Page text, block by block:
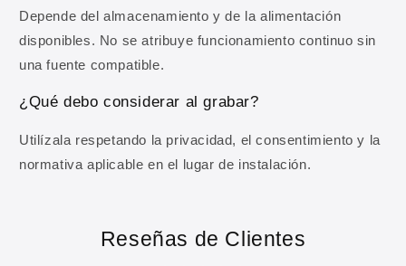
Depende del almacenamiento y de la alimentación
disponibles. No se atribuye funcionamiento continuo sin
una fuente compatible.
¿Qué debo considerar al grabar?
Utilízala respetando la privacidad, el consentimiento y la
normativa aplicable en el lugar de instalación.
Reseñas de Clientes